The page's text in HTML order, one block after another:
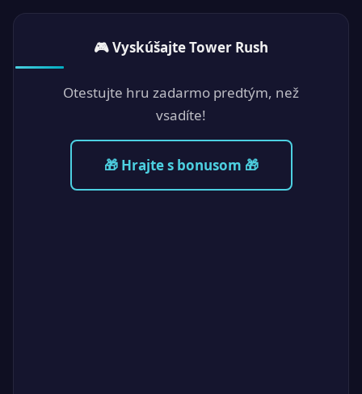
🎮 Vyskúšajte Tower Rush
Otestujte hru zadarmo predtým, než
vsadíte!
🎁 Hrajte s bonusom 🎁